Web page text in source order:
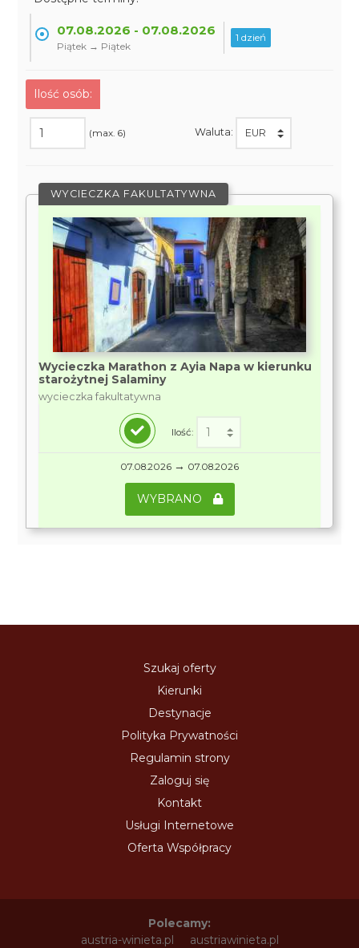
07.08.2026 - 07.08.2026
Piątek → Piątek
1 dzień
Ilość osób:
(max. 6) Waluta:
WYCIECZKA FAKULTATYWNA
Wycieczka Marathon z Ayia Napa w kierunku
starożytnej Salaminy
wycieczka fakultatywna
Ilość:
07.08.2026 → 07.08.2026
WYBRANO
Szukaj oferty
Kierunki
Destynacje
Polityka Prywatności
Regulamin strony
Zaloguj się
Kontakt
Usługi Internetowe
Oferta Współpracy
Polecamy:
austria-winieta.pl
austriawinieta.pl